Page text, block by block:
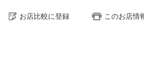
お店比較に登録 このお店情